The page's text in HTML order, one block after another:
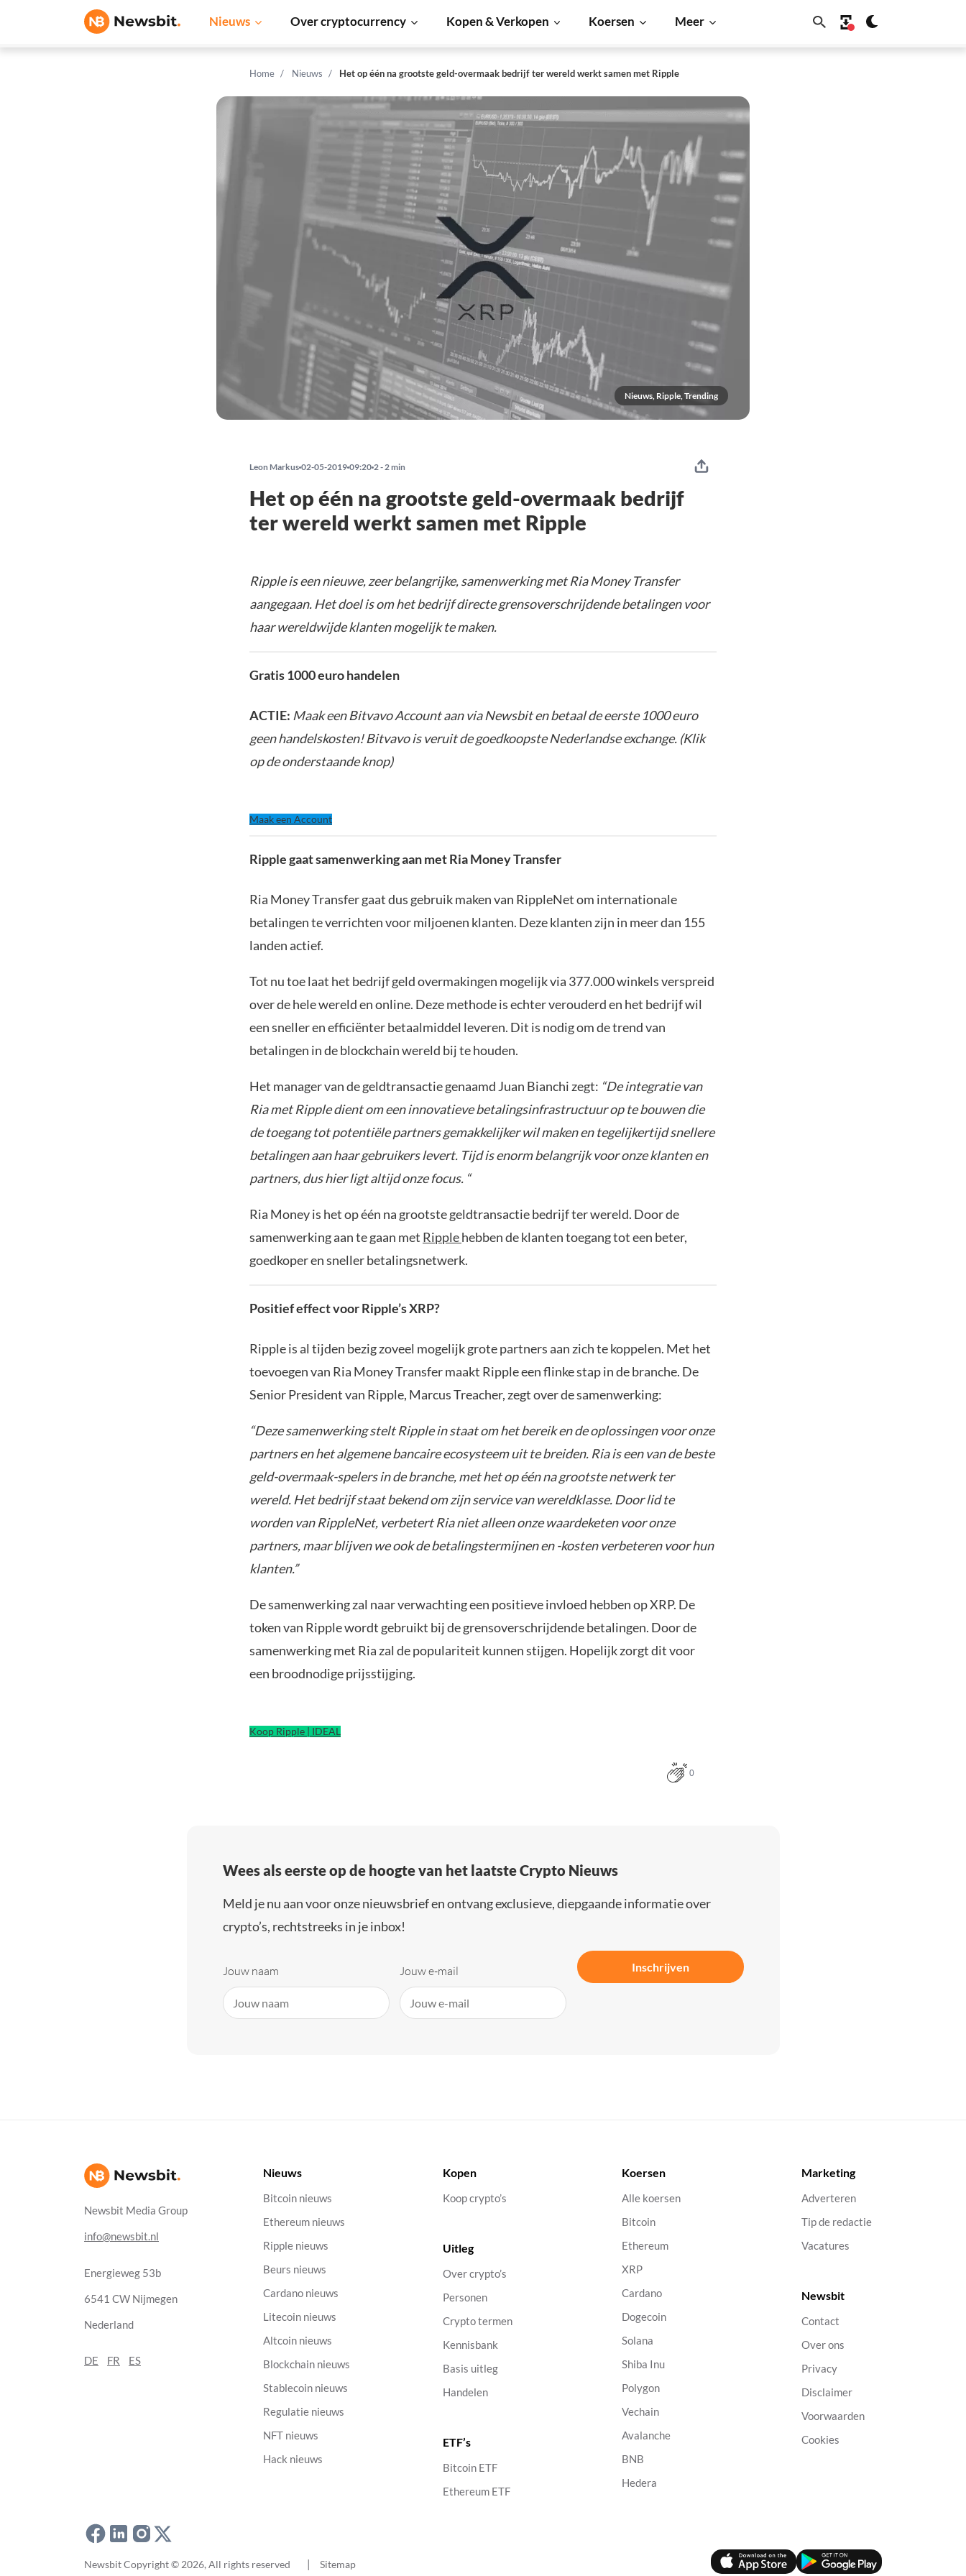
Nieuws Over cryptocurrency Kopen & Verkopen Koersen Meer
Home Nieuws Het op één na grootste geld-overmaak bedrijf ter wereld werkt samen met Ripple
Nieuws, Ripple, Trending
Leon Markus 02-05-2019 09:20 2 - 2 min
Het op één na grootste geld-overmaak bedrijf
ter wereld werkt samen met Ripple
Ripple is een nieuwe, zeer belangrijke, samenwerking met Ria Money Transfer
aangegaan. Het doel is om het bedrijf directe grensoverschrijdende betalingen voor
haar wereldwijde klanten mogelijk te maken.
Gratis 1000 euro handelen
ACTIE: Maak een Bitvavo Account aan via Newsbit en betaal de eerste 1000 euro
geen handelskosten! Bitvavo is veruit de goedkoopste Nederlandse exchange. (Klik
op de onderstaande knop)
Maak een Account
Ripple gaat samenwerking aan met Ria Money Transfer
Ria Money Transfer gaat dus gebruik maken van RippleNet om internationale
betalingen te verrichten voor miljoenen klanten. Deze klanten zijn in meer dan 155
landen actief.
Tot nu toe laat het bedrijf geld overmakingen mogelijk via 377.000 winkels verspreid
over de hele wereld en online. Deze methode is echter verouderd en het bedrijf wil
een sneller en efficiënter betaalmiddel leveren. Dit is nodig om de trend van
betalingen in de blockchain wereld bij te houden.
Het manager van de geldtransactie genaamd Juan Bianchi zegt: “De integratie van
Ria met Ripple dient om een innovatieve betalingsinfrastructuur op te bouwen die
de toegang tot potentiële partners gemakkelijker wil maken en tegelijkertijd snellere
betalingen aan haar gebruikers levert. Tijd is enorm belangrijk voor onze klanten en
partners, dus hier ligt altijd onze focus. “
Ria Money is het op één na grootste geldtransactie bedrijf ter wereld. Door de
samenwerking aan te gaan met Ripplehebben de klanten toegang tot een beter,
goedkoper en sneller betalingsnetwerk.
Positief effect voor Ripple’s XRP?
Ripple is al tijden bezig zoveel mogelijk grote partners aan zich te koppelen. Met het
toevoegen van Ria Money Transfer maakt Ripple een flinke stap in de branche. De
Senior President van Ripple, Marcus Treacher, zegt over de samenwerking:
“Deze samenwerking stelt Ripple in staat om het bereik en de oplossingen voor onze
partners en het algemene bancaire ecosysteem uit te breiden. Ria is een van de beste
geld-overmaak-spelers in de branche, met het op één na grootste netwerk ter
wereld. Het bedrijf staat bekend om zijn service van wereldklasse. Door lid te
worden van RippleNet, verbetert Ria niet alleen onze waardeketen voor onze
partners, maar blijven we ook de betalingstermijnen en -kosten verbeteren voor hun
klanten.”
De samenwerking zal naar verwachting een positieve invloed hebben op XRP. De
token van Ripple wordt gebruikt bij de grensoverschrijdende betalingen. Door de
samenwerking met Ria zal de populariteit kunnen stijgen. Hopelijk zorgt dit voor
een broodnodige prijsstijging.
Koop Ripple | IDEAL
0
Wees als eerste op de hoogte van het laatste Crypto Nieuws
Meld je nu aan voor onze nieuwsbrief en ontvang exclusieve, diepgaande informatie over
crypto’s, rechtstreeks in je inbox!
Jouw naam Jouw e-mail Inschrijven
Newsbit Media Group
info@newsbit.nl
Energieweg 53b
6541 CW Nijmegen
Nederland
DE FR ES
Nieuws
Bitcoin nieuws
Ethereum nieuws
Ripple nieuws
Beurs nieuws
Cardano nieuws
Litecoin nieuws
Altcoin nieuws
Blockchain nieuws
Stablecoin nieuws
Regulatie nieuws
NFT nieuws
Hack nieuws
Kopen
Koop crypto’s
Uitleg
Over crypto’s
Personen
Crypto termen
Kennisbank
Basis uitleg
Handelen
ETF’s
Bitcoin ETF
Ethereum ETF
Koersen
Alle koersen
Bitcoin
Ethereum
XRP
Cardano
Dogecoin
Solana
Shiba Inu
Polygon
Vechain
Avalanche
BNB
Hedera
Marketing
Adverteren
Tip de redactie
Vacatures
Newsbit
Contact
Over ons
Privacy
Disclaimer
Voorwaarden
Cookies
Newsbit Copyright © 2026, All rights reserved Sitemap